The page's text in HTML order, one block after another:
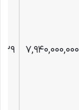
۷,۹۴۰,۰۰۰,۰۰۰